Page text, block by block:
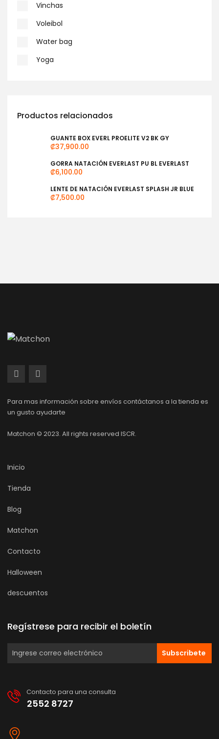
Vinchas
Voleibol
Water bag
Yoga
Productos relacionados
GUANTE BOX EVERL PROELITE V2 BK GY
₡37,900.00
GORRA NATACIÓN EVERLAST PU BL EVERLAST
₡6,100.00
LENTE DE NATACIÓN EVERLAST SPLASH JR BLUE
₡7,500.00
Para mas información sobre envíos contáctanos a la tienda es
un gusto ayudarte
Matchon © 2023. All rights reserved ISCR.
Inicio
Tienda
Blog
Matchon
Contacto
Halloween
descuentos
Regístrese para recibir el boletín
Subscribete
Contacto para una consulta
2552 8727